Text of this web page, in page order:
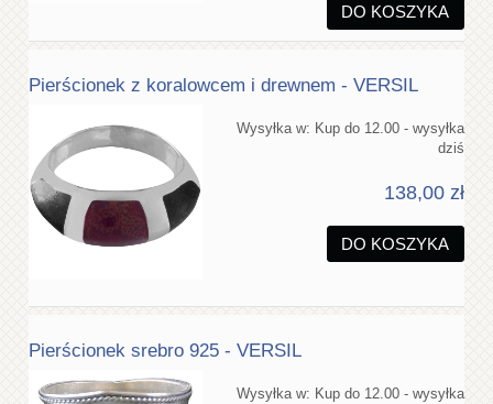
DO KOSZYKA
Pierścionek z koralowcem i drewnem - VERSIL
Wysyłka w: Kup do 12.00 - wysyłka
dziś
138,00 zł
DO KOSZYKA
Pierścionek srebro 925 - VERSIL
Wysyłka w: Kup do 12.00 - wysyłka